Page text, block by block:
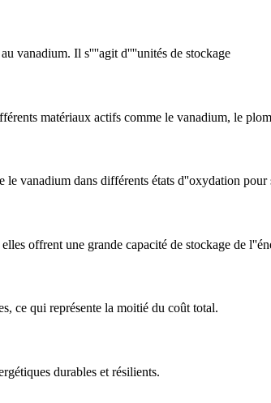
vanadium. Il s''''agit d''''unités de stockage
matériaux actifs comme le vanadium, le
vanadium dans différents états d''oxydation pour
offrent une grande capacité de stockage de
ce qui représente la moitié du coût total.
durables et résilients.